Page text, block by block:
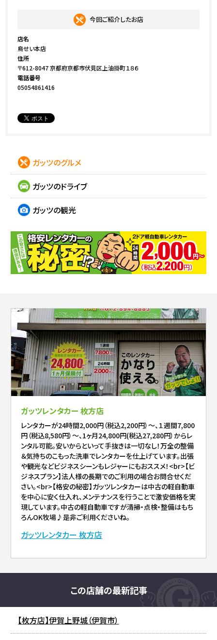
今回ご紹介したお店
店名
鳥せい本店
住所
〒612-8047 京都府京都市伏見区上油掛町１８６
電話番号
05054861416
ガッツのグルメ
ガッツのドライブ
ガッツの観光
ガッツレンタカー 枚方店
レンタカーが24時間2,000円（税込2,200円）～、１週間7,800
円（税込8,580円）～、1ヶ月24,800円(税込27,280円）からレ
ンタル可能。安いからといって手抜きは一切なし！万全の整備
＆気持ちのこもった洗車でレンタカーを仕上げています。出張
や観光などビジネスシーンもレジャーにもおススメ！<br>【ビ
ジネスプラン】法人様の長期でのご利用の場合お問合せくだ
さい。<br>【格安の秘密】ガッツレンタカーは中古の軽自動車
を中心に安く仕入れ、メンテナンスを行うことで激安価格を実
現しています。中古の軽自動車ですが清掃・点検・整備はもち
ろんOK牧場♪是非ご利用くださいね。
ガッツレンタカー 枚方店
この店舗の最新記事
【枚方店】伊賀上野城（伊賀市）